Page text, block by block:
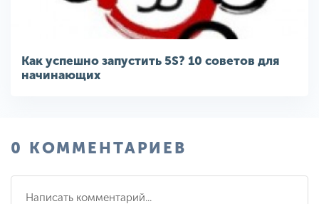
Как успешно запустить 5S? 10 советов для
начинающих
0 КОММЕНТАРИЕВ